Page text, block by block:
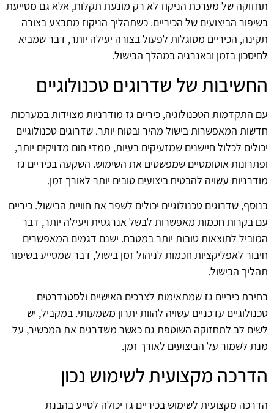
תחזוקה של מערכת הניקוז לא רק מונעת תקלות, אלא גם מסייעת
בשיפור הביצועים של הכיריים. כשתהליך הניקוז מתבצע בצורה
תקינה, הכיריים מסוגלות לפעול בצורה יעילה יותר, דבר שמביא
לחיסכון בזמן ובאנרגיה במהלך הבישול.
החשיבות של שדרוגים טכנולוגיים
עם התקדמות הטכנולוגיה, כיריים גז מודרניות מצוידות במערכות
חדשות המאפשרות בישול מהיר ובטוח יותר. שדרוגים טכנולוגיים
יכולים לכלול חיישנים שמזעיקים בעיות, ממדי חום מדויקים יותר,
ופתרונות אוטומטיים שמפשטים את השימוש. השקעה בכיריים גז
מודרניות עשויה להבטיח ביצועים טובים יותר לאורך זמן.
בנוסף, שדרוגים טכנולוגיים יכולים לשפר את חוויית הבישול. כיריים
עם בקרות חכמות מאפשרות לבשל אנרגטית ויעילה יותר, דבר
המוביל לתוצאות טובות יותר במטבח. ישנם דגמים המאפשרים
חיבור לאפליקציות חכמות לניהול זמן בישול, דבר שמסייע בשיפור
תהליך הבישול.
בחירת כיריים גז שמתאימות לצרכים האישיים ולסטנדרטים
טכנולוגיים עדכניים עשויה להוות יתרון משמעותי. במקביל, יש
לשים לב לתחזוקה השוטפת גם כאשר משדרגים את המכשיר, על
מנת לשמור על הביצועים לאורך זמן.
הדרכה מקצועית לשימוש נכון
הדרכה מקצועית לשימוש בכיריים גז יכולה לסייע בהבנת